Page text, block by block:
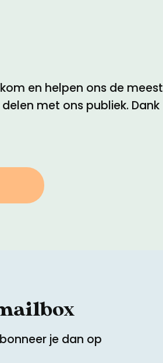
en helpen ons de meest
met ons publiek. Dank
je dan op